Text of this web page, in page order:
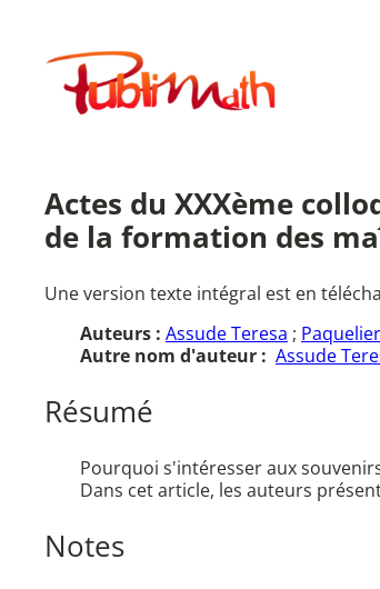
contenuPublimath
Actes du XXXème
de la formation des
Une version texte intégral est en
Auteurs : Assude Teresa ;
Autre nom d'auteur : Assude
Résumé
Pourquoi s'intéresser aux
Dans cet article, les auteurs
Notes